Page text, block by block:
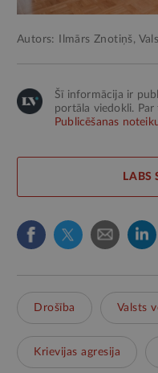
Autors: Ilmārs Znotiņš,
Šī informācija ir
portāla viedokli.
Publicēšanas
LABS
Drošība Valsts
Krievijas agresija